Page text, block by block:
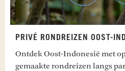
PRIVÉ RONDREIZEN OOST-
Ontdek Oost-Indonesië met
gemaakte rondreizen langs